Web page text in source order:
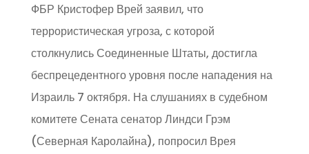
ФБР Кристофер Врей заявил, что
террористическая угроза, с которой
столкнулись Соединенные Штаты, достигла
беспрецедентного уровня после нападения на
Израиль 7 октября. На слушаниях в судебном
комитете Сената сенатор Линдси Грэм
(Северная Каролайна), попросил Врея